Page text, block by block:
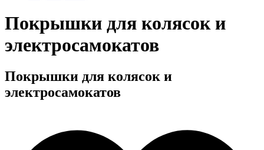
Покрышки для колясок и
электросамокатов
Покрышки для колясок и
электросамокатов